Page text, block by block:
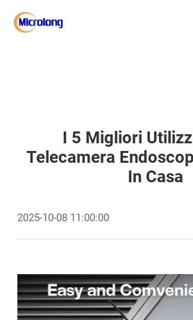
I 5 Migliori
Telecamera
In Casa
2025-10-08 11:00:00